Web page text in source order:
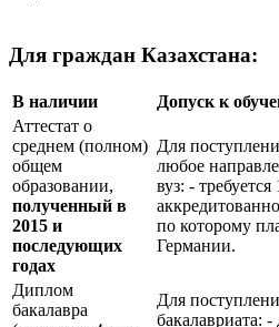
Для граждан Казахстана:
В наличии
Допуск к
Аттестат о
среднем (полном)
общем
образовании,
полученный в
2015 и
последующих
годах
Для
любое
вуз: -
по которому
Германии.
Диплом
бакалавра
Для
бакалавриата: